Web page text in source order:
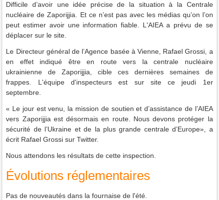
Difficile d’avoir une idée précise de la situation à la Centrale
nucléaire de Zaporijjia. Et ce n’est pas avec les médias qu’on l’on
peut estimer avoir une information fiable. L'AIEA a prévu de se
déplacer sur le site.
Le Directeur général de l’Agence basée à Vienne, Rafael Grossi, a
en effet indiqué être en route vers la centrale nucléaire
ukrainienne de Zaporijjia, cible ces dernières semaines de
frappes. L'équipe d'inspecteurs est sur site ce jeudi 1er
septembre.
« Le jour est venu, la mission de soutien et d’assistance de l’AIEA
vers Zaporijjia est désormais en route. Nous devons protéger la
sécurité de l’Ukraine et de la plus grande centrale d’Europe», a
écrit Rafael Grossi sur Twitter.
Nous attendons les résultats de cette inspection.
Évolutions réglementaires
Pas de nouveautés dans la fournaise de l'été.